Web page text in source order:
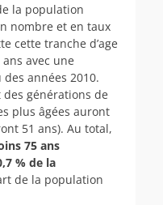
la population
nombre et en taux
cette tranche d’age
avec une
années 2010.
générations de
plus âgées auront
51 ans). Au total,
75 ans
% de la
de la population